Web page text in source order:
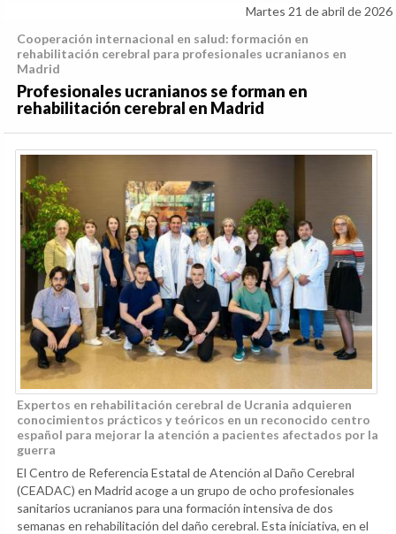
Martes 21 de abril de 2026
Cooperación internacional en salud: formación en
rehabilitación cerebral para profesionales ucranianos en
Madrid
Profesionales ucranianos se forman en
rehabilitación cerebral en Madrid
Expertos en rehabilitación cerebral de Ucrania adquieren
conocimientos prácticos y teóricos en un reconocido centro
español para mejorar la atención a pacientes afectados por la
guerra
El Centro de Referencia Estatal de Atención al Daño Cerebral
(CEADAC) en Madrid acoge a un grupo de ocho profesionales
sanitarios ucranianos para una formación intensiva de dos
semanas en rehabilitación del daño cerebral. Esta iniciativa, en el